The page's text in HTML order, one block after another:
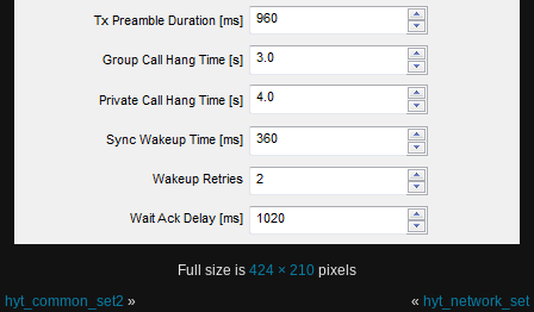
Full size is 424 × 210 pixels
hyt_common_set2 » « hyt_network_set